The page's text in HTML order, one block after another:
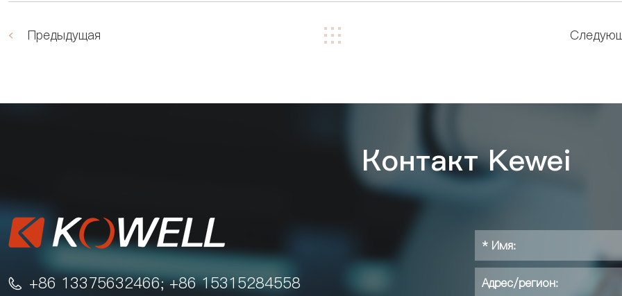
Предыдущая
Контакт Kewei
 +86 13375632466; +86 15315284558